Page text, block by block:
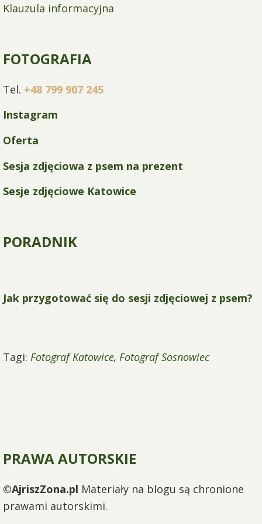
Klauzula informacyjna
FOTOGRAFIA
Tel. +48 799 907 245
Instagram
Oferta
Sesja zdjęciowa z psem na prezent
Sesje zdjęciowe Katowice
PORADNIK
Jak przygotować się do sesji zdjęciowej z psem?
Tagi: Fotograf Katowice, Fotograf Sosnowiec
PRAWA AUTORSKIE
©AjriszZona.pl Materiały na blogu są chronione
prawami autorskimi.